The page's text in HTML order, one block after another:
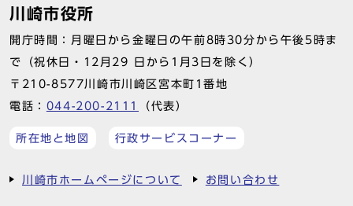
川崎市役所
開庁時間：月曜日から金曜日の午前8時30分から午後5時ま
で（祝休日・12月29 日から1月3日を除く）
〒210-8577川崎市川崎区宮本町1番地
電話： 044-200-2111 （代表）
所在地と地図 行政サービスコーナー
川崎市ホームページについて お問い合わせ